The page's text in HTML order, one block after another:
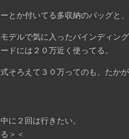
とか付いてる多収納のバッグと
デルで気に入ったバインディン
ドには２０万近く使ってる。
そろえて３０万ってのも、たか
に２回は行きたい。
＞＜